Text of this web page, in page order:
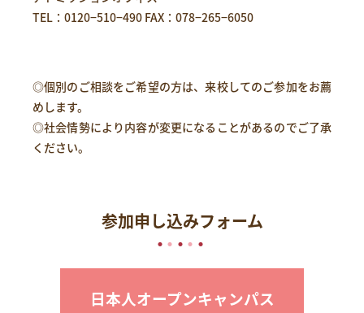
TEL： 0120−510−490 FAX：078−265−6050
◎個別のご相談をご希望の方は、来校してのご参加をお薦
めします。
◎社会情勢により内容が変更になることがあるのでご了承
ください。
参加申し込みフォーム
日本人オープンキャンパス